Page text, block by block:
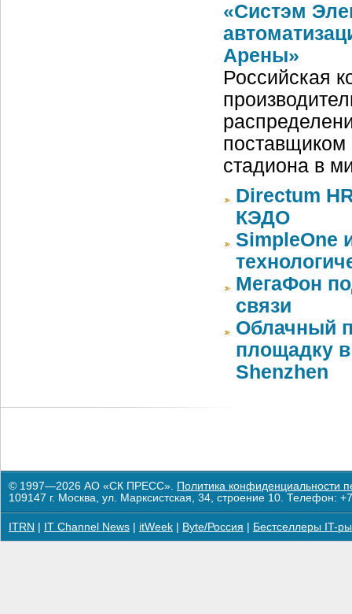
«Систэм
Арены»
Российская
поставщиком
стадиона в
Directum
КЭДО
SimpleOne
МегаФон
связи
Облачный
площадку в
Shenzhen
© 1997—2026 АО «СК ПРЕСС». Политика конфиденциальности
109147 г. Москва, ул. Марксистская, 34, строение 10. Телефон:
ITRN IT Channel News itWeek Byte/Россия Бестселлеры IT-